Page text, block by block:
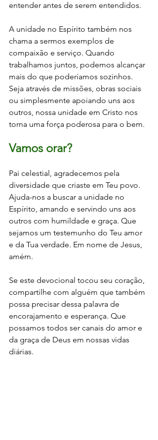
entender antes de serem entendidos.
A unidade no Espírito também nos
chama a sermos exemplos de
compaixão e serviço. Quando
trabalhamos juntos, podemos alcançar
mais do que poderíamos sozinhos.
Seja através de missões, obras sociais
ou simplesmente apoiando uns aos
outros, nossa unidade em Cristo nos
torna uma força poderosa para o bem.
Vamos orar?
Pai celestial, agradecemos pela
diversidade que criaste em Teu povo.
Ajuda-nos a buscar a unidade no
Espírito, amando e servindo uns aos
outros com humildade e graça. Que
sejamos um testemunho do Teu amor
e da Tua verdade. Em nome de Jesus,
amém.
Se este devocional tocou seu coração,
compartilhe com alguém que também
possa precisar dessa palavra de
encorajamento e esperança. Que
possamos todos ser canais do amor e
da graça de Deus em nossas vidas
diárias.